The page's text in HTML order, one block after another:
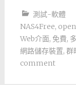
測試-軟體
NAS4Free,
Web介面, 免費,
網路儲存裝置, 群
comment